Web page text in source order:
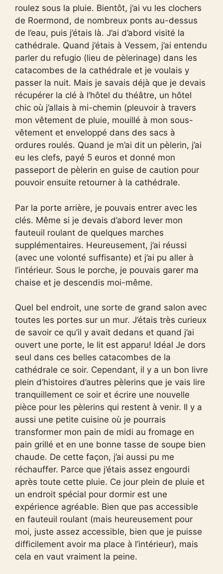
roulez sous la pluie. Bientôt, j’ai vu les clochers
de Roermond, de nombreux ponts au-dessus
de l’eau, puis j’étais là. J’ai d’abord visité la
cathédrale. Quand j’étais à Vessem, j’ai entendu
parler du refugio (lieu de pèlerinage) dans les
catacombes de la cathédrale et je voulais y
passer la nuit. Mais je savais déjà que je devais
récupérer la clé à l’hôtel du théâtre, un hôtel
chic où j’allais à mi-chemin (pleuvoir à travers
mon vêtement de pluie, mouillé à mon sous-
vêtement et enveloppé dans des sacs à
ordures roulés. Quand je m’ai dit un pèlerin, j’ai
eu les clefs, payé 5 euros et donné mon
passeport de pèlerin en guise de caution pour
pouvoir ensuite retourner à la cathédrale.
Par la porte arrière, je pouvais entrer avec les
clés. Même si je devais d’abord lever mon
fauteuil roulant de quelques marches
supplémentaires. Heureusement, j’ai réussi
(avec une volonté suffisante) et j’ai pu aller à
l’intérieur. Sous le porche, je pouvais garer ma
chaise et je descendis moi-même.
Quel bel endroit, une sorte de grand salon avec
toutes les portes sur un mur. J’étais très curieux
de savoir ce qu’il y avait dedans et quand j’ai
ouvert une porte, le lit est apparu! Idéal Je dors
seul dans ces belles catacombes de la
cathédrale ce soir. Cependant, il y a un bon livre
plein d’histoires d’autres pèlerins que je vais lire
tranquillement ce soir et écrire une nouvelle
pièce pour les pèlerins qui restent à venir. Il y a
aussi une petite cuisine où je pourrais
transformer mon pain de midi au fromage en
pain grillé et en une bonne tasse de soupe bien
chaude. De cette façon, j’ai aussi pu me
réchauffer. Parce que j’étais assez engourdi
après toute cette pluie. Ce jour plein de pluie et
un endroit spécial pour dormir est une
expérience agréable. Bien que pas accessible
en fauteuil roulant (mais heureusement pour
moi, juste assez accessible, bien que je puisse
difficilement avoir ma place à l’intérieur), mais
cela en vaut vraiment la peine.